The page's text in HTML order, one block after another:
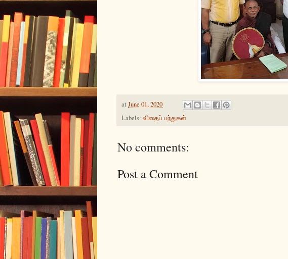
at June 01, 2020
Labels: விதைப் பந்துகள்
No comments:
Post a Comment